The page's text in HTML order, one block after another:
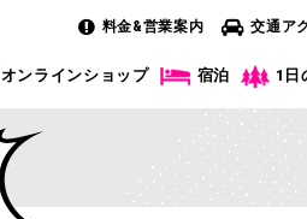
料金&営業案内 交通ア
オンラインショップ 宿泊 1日